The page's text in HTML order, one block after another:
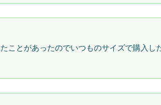
ことがあったのでいつものサイズで購入し